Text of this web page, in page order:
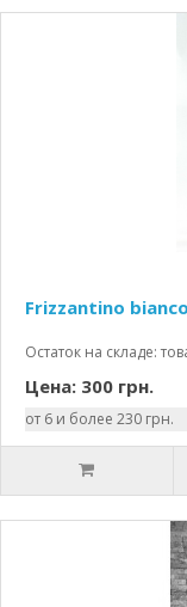
Frizzantino
Остаток на складе:
Цена: 300 грн.
от 6 и более 230 грн.